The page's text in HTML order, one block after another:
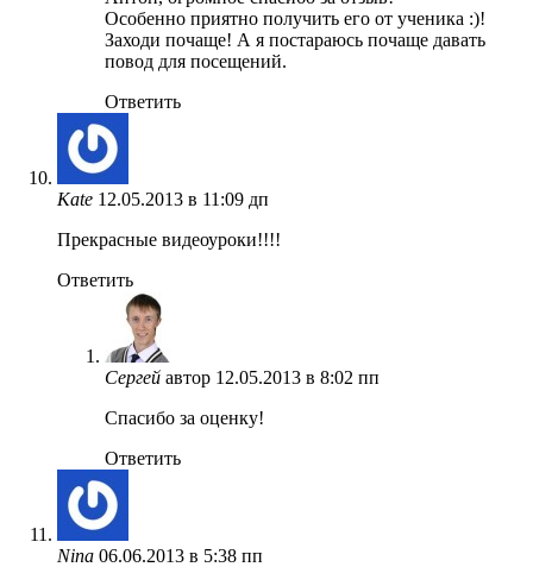
Особенно приятно получить его от ученика :)!
Заходи почаще! А я постараюсь почаще давать
повод для посещений.
Ответить
Kate 12.05.2013 в 11:09 дп
Прекрасные видеоуроки!!!!
Ответить
Сергей автор 12.05.2013 в 8:02 пп
Спасибо за оценку!
Ответить
Nina 06.06.2013 в 5:38 пп